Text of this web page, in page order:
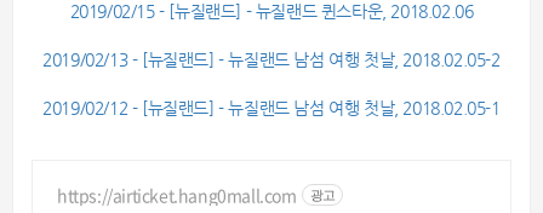
2019/02/15 - [뉴질랜드] - 뉴질랜드 퀸스타운, 2018.02.06
2019/02/13 - [뉴질랜드] - 뉴질랜드 남섬 여행 첫날, 2018.02.05-2
2019/02/12 - [뉴질랜드] - 뉴질랜드 남섬 여행 첫날, 2018.02.05-1
https://airticket.hang0mall.com 광고